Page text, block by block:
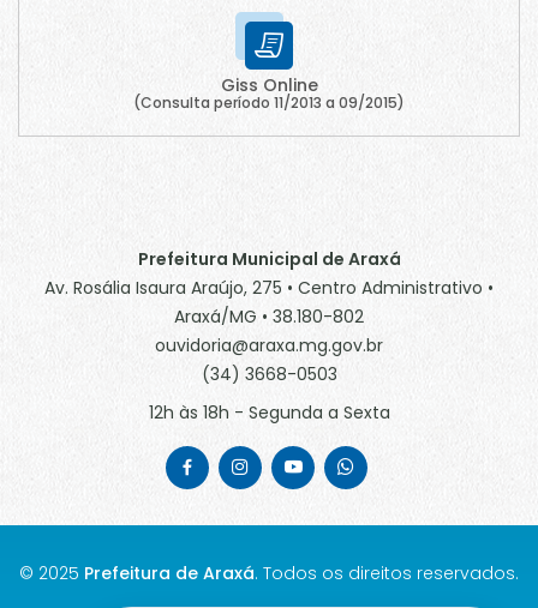
Giss Online
(Consulta período 11/2013 a 09/2015)
Prefeitura Municipal de Araxá
Av. Rosália Isaura Araújo, 275 • Centro Administrativo •
Araxá/MG • 38.180-802
ouvidoria@araxa.mg.gov.br
(34) 3668-0503
12h às 18h - Segunda a Sexta
© 2025 Prefeitura de Araxá. Todos os direitos reservados.